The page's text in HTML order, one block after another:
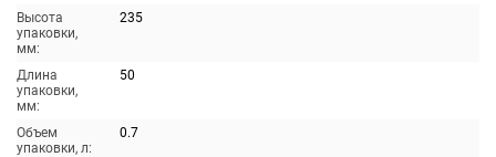
Высота
упаковки,
мм:
235
Длина
упаковки,
мм:
50
Объем
упаковки, л:
0.7